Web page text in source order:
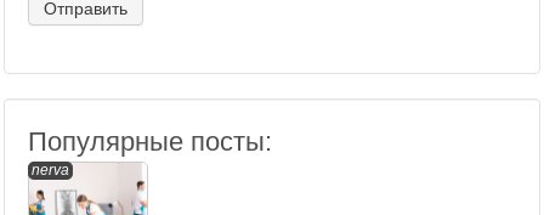
Популярные посты:
nerva